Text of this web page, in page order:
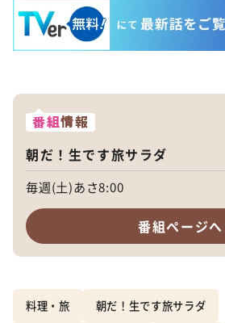
番組情報
朝だ！生です旅サラダ
毎週(土)あさ8:00
番組ページへ
料理・旅 朝だ！生です旅サラダ